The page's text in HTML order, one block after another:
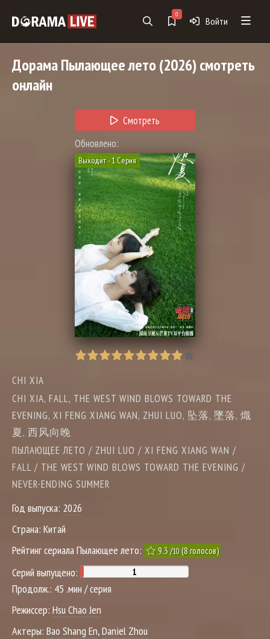
0
Войти
ДорамаПылающее лето(2026) смотреть
онлайн
Смотреть
Обновлено:
Выходит - 1 Серия
CHI XIA
CHI XIA, FALL, THE WEST WIND BLOWS TOWARD THE
EVENING, XI FENG XIANG WAN, ZHUI LUO, 坠落, 墜落, 熾
夏, 西风向晚
ПЫЛАЮЩЕЕ ЛЕТО / ZHUI LUO / XI FENG XIANG WAN /
FALL / THE WEST WIND BLOWS TOWARD THE EVENING /
NEVER-ENDING SUMMER
Год выпуска: 2026
Страна: Китай
Рейтинг сериала Пылающее лето:
9.3/10(8голосов)
Серий выпущено:
Продолж.: 45 .мин / серия
Режиссер: Hsu Chao Jen
Актеры: Bao Shang En,Daniel Zhou